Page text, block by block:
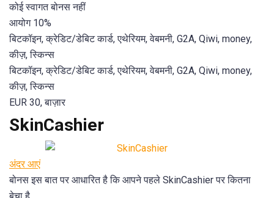
कोई स्वागत बोनस नहीं
आयोग 10%
बिटकॉइन, क्रेडिट/डेबिट कार्ड, एथेरियम, वेबमनी, G2A, Qiwi, money,
कीज़, स्किन्स
बिटकॉइन, क्रेडिट/डेबिट कार्ड, एथेरियम, वेबमनी, G2A, Qiwi, money,
कीज़, स्किन्स
EUR 30, बाज़ार
SkinCashier
अंदर आएं
बोनस इस बात पर आधारित है कि आपने पहले SkinCashier पर कितना
बेचा है